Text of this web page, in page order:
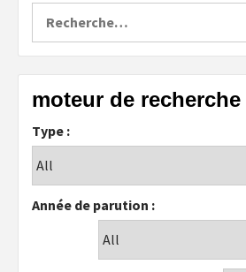
moteur de recherche
Type :
Année de parution :